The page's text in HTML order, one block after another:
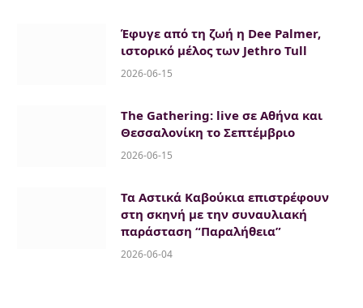
Έφυγε από τη ζωή η Dee Palmer,
ιστορικό μέλος των Jethro Tull
2026-06-15
The Gathering: live σε Αθήνα και
Θεσσαλονίκη το Σεπτέμβριο
2026-06-15
Τα Αστικά Καβούκια επιστρέφουν
στη σκηνή με την συναυλιακή
παράσταση “Παραλήθεια”
2026-06-04